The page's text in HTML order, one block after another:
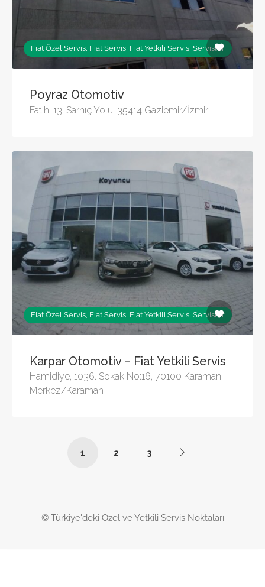
Fiat Özel Servis, Fiat Servis, Fiat Yetkili Servis, Servisler
Poyraz Otomotiv
Fatih, 13, Sarnıç Yolu, 35414 Gaziemir/İzmir
Fiat Özel Servis, Fiat Servis, Fiat Yetkili Servis, Servisler
Karpar Otomotiv – Fiat Yetkili Servis
Hamidiye, 1036. Sokak No:16, 70100 Karaman
Merkez/Karaman
1 2 3
© Türkiye'deki Özel ve Yetkili Servis Noktaları